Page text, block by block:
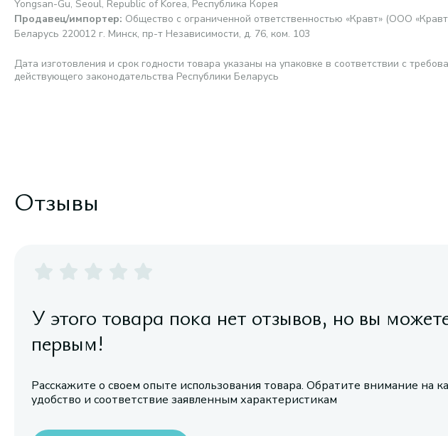
Yongsan-Gu, Seoul, Republic of Korea, Республика Корея
Продавец/импортер: Общество с ограниченной ответственностью «Кравт» (ООО
Беларусь 220012 г. Минск, пр-т Независимости, д. 76, ком. 103
Дата изготовления и срок годности товара указаны на упаковке в соответствии с
действующего законодательства Республики Беларусь
Отзывы
У этого товара пока нет отзывов, но вы
первым!
Расскажите о своем опыте использования товара. Обратите внимание на
удобство и соответствие заявленным характеристикам